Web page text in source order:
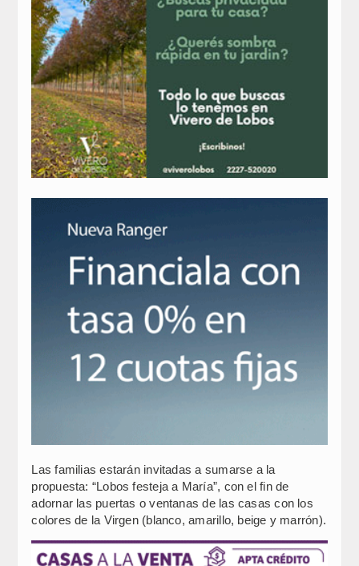
Las familias estarán invitadas a sumarse a la
propuesta: “Lobos festeja a María”, con el fin de
adornar las puertas o ventanas de las casas con los
colores de la Virgen (blanco, amarillo, beige y marrón).